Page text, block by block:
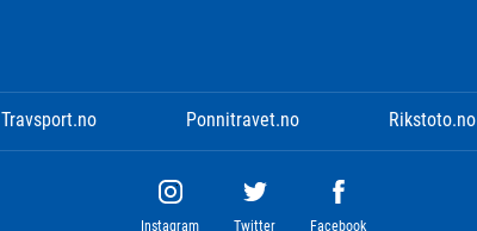
Travsport.no Ponnitravet.no Rikstoto.no
Instagram Twitter Facebook